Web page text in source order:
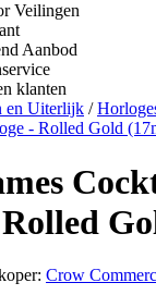
Veilingen
Aanbod
klanten
en Uiterlijk /
- Rolled Gold
Crow